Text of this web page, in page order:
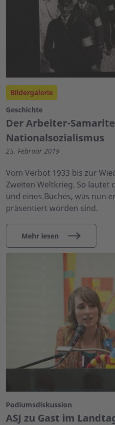
Bildergalerie
Geschichte
Der Arbeiter-
Nationalsozialismus
25. Februar 2019
Vom Verbot 1933 bis zur
Zweiten Weltkrieg. So lautet
und eines Buches, was nun
präsentiert worden sind.
Mehr lesen
Podiumsdiskussion
ASJ zu Gast im